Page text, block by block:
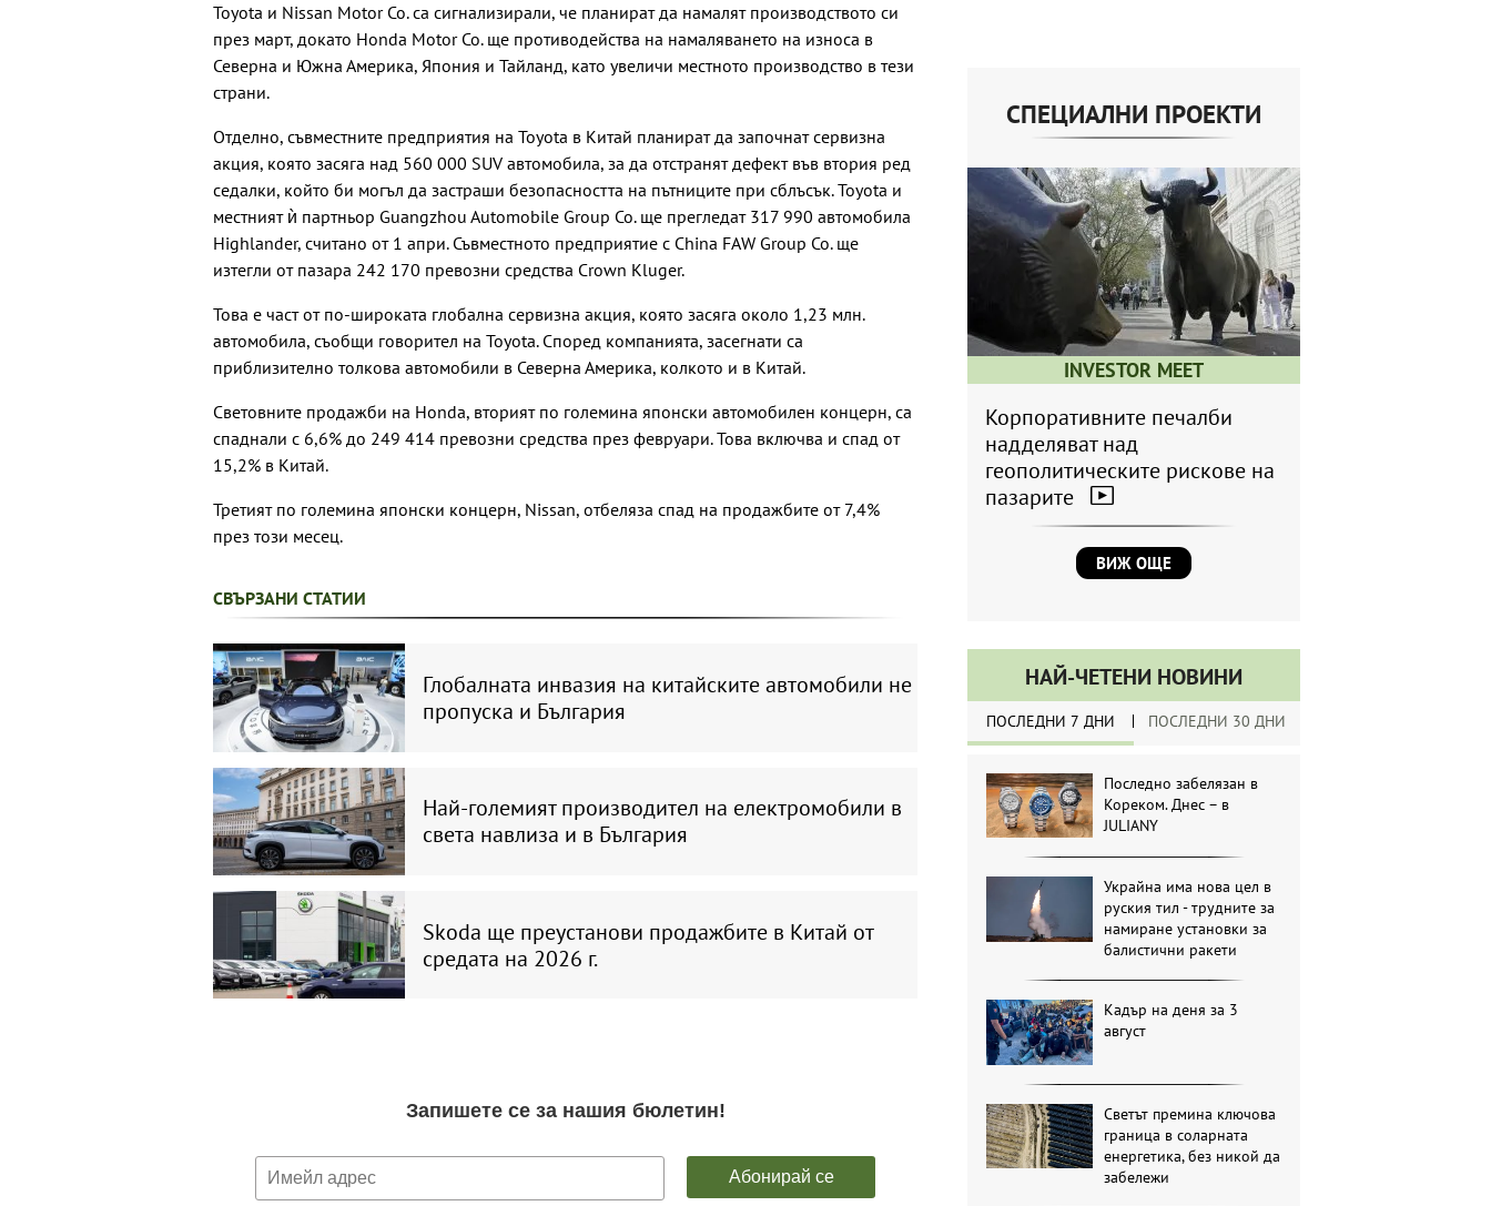
Toyota и Nissan Motor Co. са сигнализирали, че планират да намалят производството си
през март, докато Honda Motor Co. ще противодейства на намаляването на износа в
Северна и Южна Америка, Япония и Тайланд, като увеличи местното производство в тези
страни.
Отделно, съвместните предприятия на Toyota в Китай планират да започнат сервизна
акция, която засяга над 560 000 SUV автомобила, за да отстранят дефект във втория ред
седалки, който би могъл да застраши безопасността на пътниците при сблъсък. Toyota и
местният ѝ партньор Guangzhou Automobile Group Co. ще прегледат 317 990 автомобила
Highlander, считано от 1 апри. Съвместното предприятие с China FAW Group Co. ще
изтегли от пазара 242 170 превозни средства Crown Kluger.
Това е част от по-широката глобална сервизна акция, която засяга около 1,23 млн.
автомобила, съобщи говорител на Toyota. Според компанията, засегнати са
приблизително толкова автомобили в Северна Америка, колкото и в Китай.
Световните продажби на Honda, вторият по големина японски автомобилен концерн, са
спаднали с 6,6% до 249 414 превозни средства през февруари. Това включва и спад от
15,2% в Китай.
Третият по големина японски концерн, Nissan, отбеляза спад на продажбите от 7,4%
през този месец.
СВЪРЗАНИ СТАТИИ
Глобалната инвазия на китайските автомобили не
пропуска и България
Най-големият производител на електромобили в
света навлиза и в България
Skoda ще преустанови продажбите в Китай от
средата на 2026 г.
СПЕЦИАЛНИ ПРОЕКТИ
INVESTOR MEET
Корпоративните печалби
надделяват над
геополитическите рискове на
пазарите
ВИЖ ОЩЕ
НАЙ-ЧЕТЕНИ НОВИНИ
ПОСЛЕДНИ 7 ДНИ ПОСЛЕДНИ 30 ДНИ
Последно забелязан в
Кореком. Днес – в
JULIANY
Украйна има нова цел в
руския тил - трудните за
намиране установки за
балистични ракети
Кадър на деня за 3
август
Светът премина ключова
граница в соларната
енергетика, без никой да
забележи